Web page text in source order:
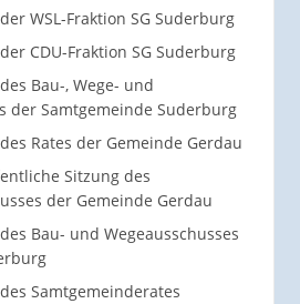
WSL-Fraktion SG Suderburg
CDU-Fraktion SG Suderburg
Bau-, Wege- und
der Samtgemeinde Suderburg
Rates der Gemeinde Gerdau
Sitzung des
der Gemeinde Gerdau
Bau- und Wegeausschusses
Samtgemeinderates